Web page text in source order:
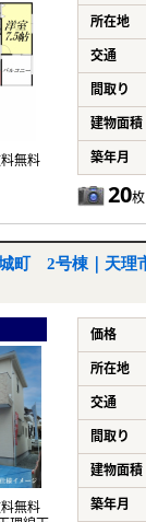
無料
所在地
交通
間取り
建物面積
築年月
20
町 2号棟｜天理
無料
価格
所在地
交通
間取り
建物面積
築年月